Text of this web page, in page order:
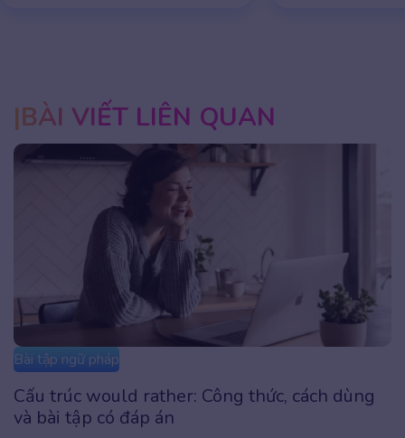
BÀI VIẾT LIÊN QUAN
Bài tập ngữ pháp
Cấu trúc The Last Time là gì? Công thức, Cách
dùng & Bài tập chi tiết